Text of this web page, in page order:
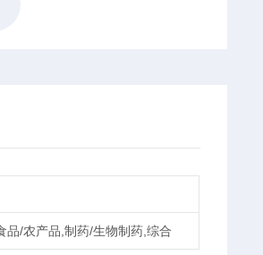
品/农产品,制药/生物制药,综合